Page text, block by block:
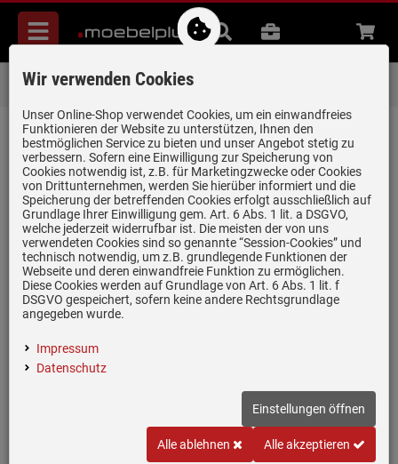
Menü
Suche
B2B Beratung
Über 85.000 positive Bewertungen
zurück zum Artikel
Bewertungen
0 Bewertungen
0 Bewertungen
0 Bewertungen
Siemens studioLine HB478GCB0S Pyrolyse Backofen
Wir verwenden Cookies
Unser Online-Shop verwendet Cookies, um ein einwandfreies
Funktionieren der Website zu unterstützen, Ihnen den
bestmöglichen Service zu bieten und unser Angebot stetig zu
verbessern. Sofern eine Einwilligung zur Speicherung von
Cookies notwendig ist, z.B. für Marketingzwecke oder Cookies
von Drittunternehmen, werden Sie hierüber informiert und die
Speicherung der betreffenden Cookies erfolgt ausschließlich auf
Grundlage Ihrer Einwilligung gem. Art. 6 Abs. 1 lit. a DSGVO,
welche jederzeit widerrufbar ist. Die meisten der von uns
verwendeten Cookies sind so genannte “Session-Cookies” und
technisch notwendig, um z.B. grundlegende Funktionen der
Webseite und deren einwandfreie Funktion zu ermöglichen.
Diese Cookies werden auf Grundlage von Art. 6 Abs. 1 lit. f
DSGVO gespeichert, sofern keine andere Rechtsgrundlage
angegeben wurde.
Impressum
Datenschutz
Einstellungen öffnen
Alle ablehnen Alle akzeptieren